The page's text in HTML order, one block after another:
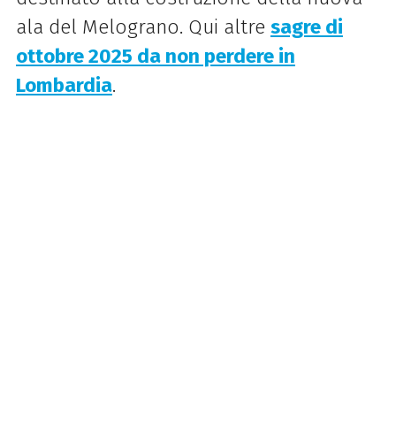
ala del Melograno. Qui altre sagre di
ottobre 2025 da non perdere in
Lombardia.